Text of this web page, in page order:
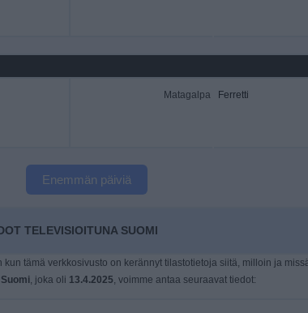
Matagalpa Ferretti
Enemmän päiviä
TELEVISIOITUNA SUOMI
kun tämä verkkosivusto on kerännyt tilastotietoja siitä, milloin ja
Suomi, joka oli 13.4.2025, voimme antaa seuraavat tiedot: